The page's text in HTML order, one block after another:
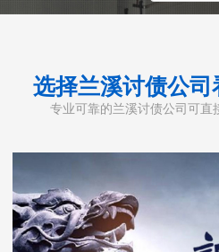
选择兰溪讨债公司
专业可靠的兰溪讨债公司可直